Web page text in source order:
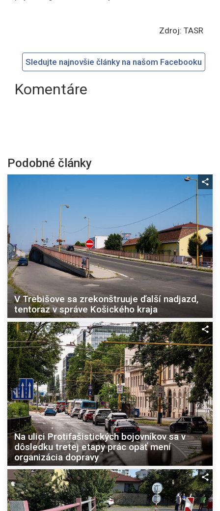
Zdroj: TASR
Sledujte najnovšie články na našom Facebooku
Komentáre
Podobné články
V Trebišove sa zrekonštruuje ďalší nadjazd,
tentoraz v správe Košického kraja
Na ulici Protifašistických bojovníkov sa v
dôsledku tretej etapy prác opäť mení
organizácia dopravy